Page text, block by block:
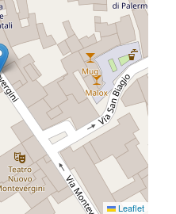
per i clienti
per gli agenti
Leaflet